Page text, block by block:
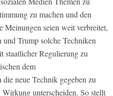
zu machen und den
Meinungen seien weit verbreitet,
und Trump solche Techniken
staatlicher Regulierung zu
dem
neue Technik gegeben zu
unterscheiden. So stellt